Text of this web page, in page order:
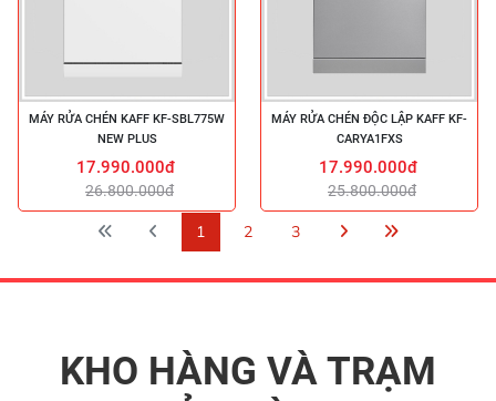
MÁY RỬA CHÉN KAFF KF-SBL775W
NEW PLUS
17.990.000đ
26.800.000đ
MÁY RỬA CHÉN ĐỘC LẬP KAFF KF-
CARYA1FXS
17.990.000đ
25.800.000đ
1 2 3
KHO HÀNG VÀ TRẠM